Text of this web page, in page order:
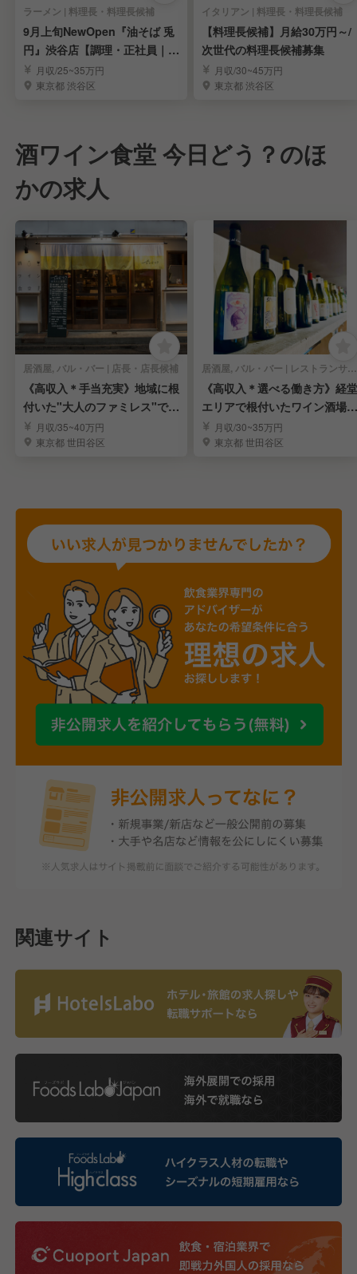
ラーメン | 料理長・料理長候補
9月上旬NewOpen『油そば 兎
円』渋谷店【調理・正社員｜店
長候補】
月収/25~35万円
東京都 渋谷区
イタリアン | 料理長・料理長候補
【料理長候補】月給30万円～/
次世代の料理長候補募集
月収/30~45万円
東京都 渋谷区
酒ワイン食堂 今日どう？のほ
かの求人
居酒屋, バル・バー | 店長・店長候補
《高収入＊手当充実》地域に根
付いた"大人のファミレス"で店
長候補を募集！
月収/35~40万円
東京都 世田谷区
居酒屋, バル・バー | レストランサービス・ホールスタッフ
《高収入＊選べる働き方》経堂
エリアで根付いたワイン酒場の
STAFF募集！
月収/30~35万円
東京都 世田谷区
関連サイト